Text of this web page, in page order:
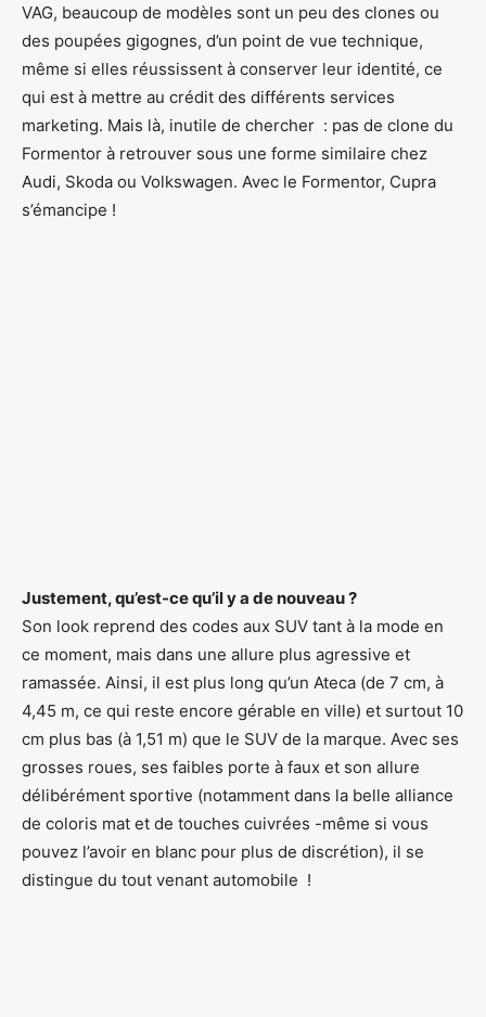
VAG, beaucoup de modèles sont un peu des clones ou
des poupées gigognes, d’un point de vue technique,
même si elles réussissent à conserver leur identité, ce
qui est à mettre au crédit des différents services
marketing. Mais là, inutile de chercher : pas de clone du
Formentor à retrouver sous une forme similaire chez
Audi, Skoda ou Volkswagen. Avec le Formentor, Cupra
s’émancipe !
Justement, qu’est-ce qu’il y a de nouveau ?
Son look reprend des codes aux SUV tant à la mode en
ce moment, mais dans une allure plus agressive et
ramassée. Ainsi, il est plus long qu’un Ateca (de 7 cm, à
4,45 m, ce qui reste encore gérable en ville) et surtout 10
cm plus bas (à 1,51 m) que le SUV de la marque. Avec ses
grosses roues, ses faibles porte à faux et son allure
délibérément sportive (notamment dans la belle alliance
de coloris mat et de touches cuivrées -même si vous
pouvez l’avoir en blanc pour plus de discrétion), il se
distingue du tout venant automobile !